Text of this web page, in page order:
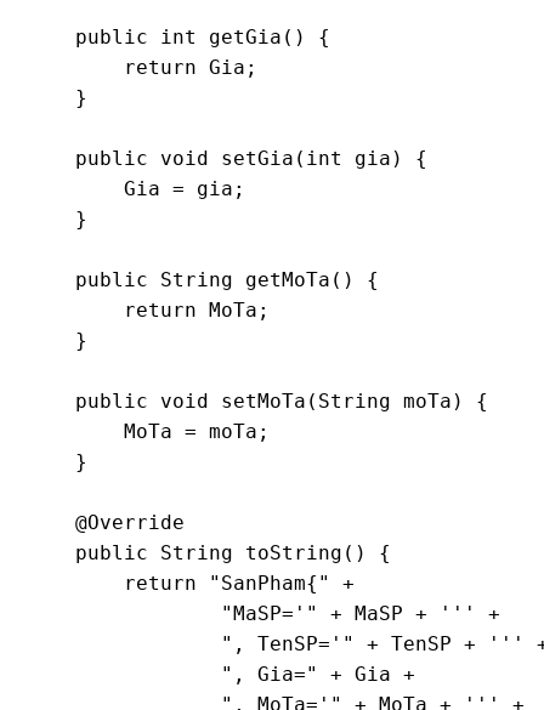
    public int getGia() {
        return Gia;
    }
    public void setGia(int gia) {
        Gia = gia;
    }
    public String getMoTa() {
        return MoTa;
    }
    public void setMoTa(String moTa) {
        MoTa = moTa;
    }
    @Override
    public String toString() {
        return "SanPham{" +
                "MaSP='" + MaSP + ''' +
", TenSP='" + TenSP + '''
                ", Gia=" + Gia +
                ", MoTa='" + MoTa + ''' +